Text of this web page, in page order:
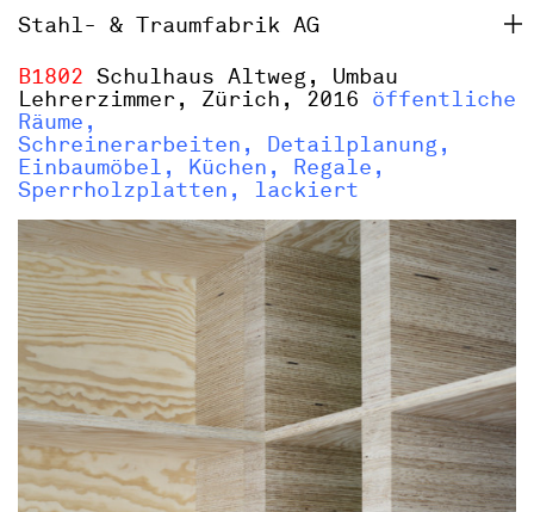
Stahl- & Traumfabrik AG
B1802 Schulhaus Altweg, Umbau
Lehrerzimmer, Zürich, 2016 öffentliche
Räume,
Schreinerarbeiten, Detailplanung,
Einbaumöbel, Küchen, Regale,
Sperrholzplatten, lackiert